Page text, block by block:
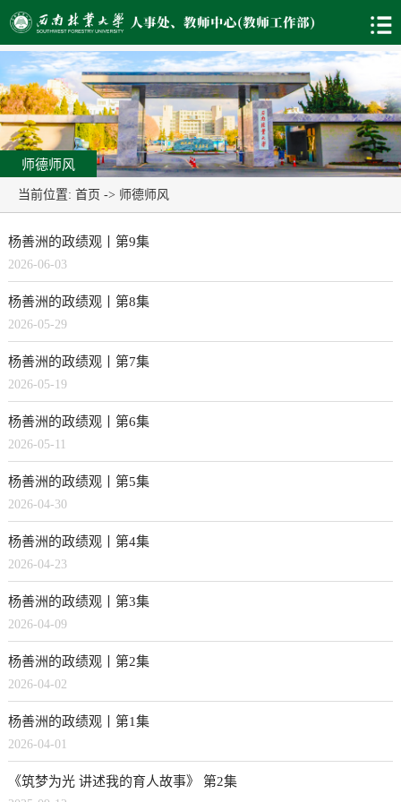
师德师风
当前位置: 首页 -> 师德师风
杨善洲的政绩观丨第9集
2026-06-03
杨善洲的政绩观丨第8集
2026-05-29
杨善洲的政绩观丨第7集
2026-05-19
杨善洲的政绩观丨第6集
2026-05-11
杨善洲的政绩观丨第5集
2026-04-30
杨善洲的政绩观丨第4集
2026-04-23
杨善洲的政绩观丨第3集
2026-04-09
杨善洲的政绩观丨第2集
2026-04-02
杨善洲的政绩观丨第1集
2026-04-01
《筑梦为光 讲述我的育人故事》 第2集